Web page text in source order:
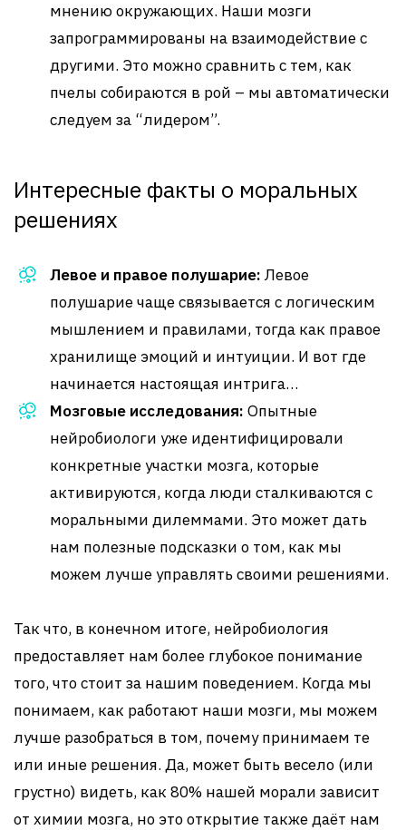
мнению окружающих. Наши мозги
запрограммированы на взаимодействие с
другими. Это можно сравнить с тем, как
пчелы собираются в рой – мы автоматически
следуем за “лидером”.
Интересные факты о моральных
решениях
Левое и правое полушарие: Левое
полушарие чаще связывается с логическим
мышлением и правилами, тогда как правое
хранилище эмоций и интуиции. И вот где
начинается настоящая интрига…
Мозговые исследования: Опытные
нейробиологи уже идентифицировали
конкретные участки мозга, которые
активируются, когда люди сталкиваются с
моральными дилеммами. Это может дать
нам полезные подсказки о том, как мы
можем лучше управлять своими решениями.
Так что, в конечном итоге, нейробиология
предоставляет нам более глубокое понимание
того, что стоит за нашим поведением. Когда мы
понимаем, как работают наши мозги, мы можем
лучше разобраться в том, почему принимаем те
или иные решения. Да, может быть весело (или
грустно) видеть, как 80% нашей морали зависит
от химии мозга, но это открытие также даёт нам